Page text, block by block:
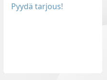
Pyydä tarjous!